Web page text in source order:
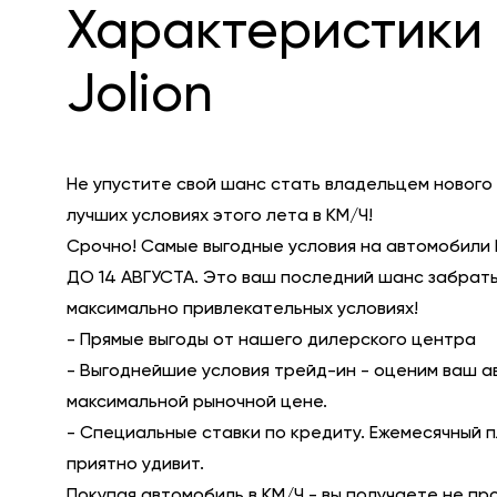
Jolion
Не упустите свой шанс стать владельцем нового
лучших условиях этого лета в КМ/Ч!
Срочно! Самые выгодные условия на автомобили
ДО 14 АВГУСТА. Это ваш последний шанс
максимально привлекательных условиях!
- Прямые выгоды от нашего дилерского центра
- Выгоднейшие условия трейд-ин - оценим ваш
максимальной рыночной цене.
- Специальные ставки по кредиту. Ежемесячный
приятно удивит.